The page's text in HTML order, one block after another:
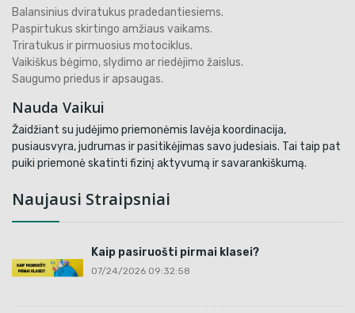
Naujausi Straipsniai
Kaip pasiruošti pirmai klasei?
07/24/2026 09:32:58
Balansinius dviratukus pradedantiesiems.
Paspirtukus skirtingo amžiaus vaikams.
Triratukus ir pirmuosius motociklus.
Vaikiškus bėgimo, slydimo ar riedėjimo žaislus.
Saugumo priedus ir apsaugas.
Nauda Vaikui
Žaidžiant su judėjimo priemonėmis lavėja koordinacija,
pusiausvyra, judrumas ir pasitikėjimas savo judesiais. Tai taip pat
puiki priemonė skatinti fizinį aktyvumą ir savarankiškumą.